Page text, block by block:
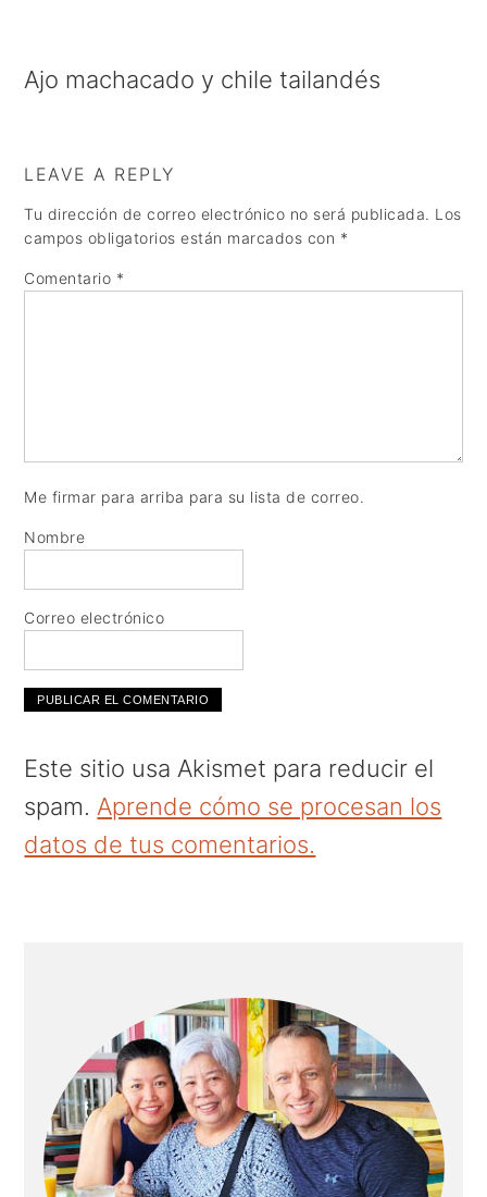
i
a
i
o
t
e
a
Ajo machacado y chile tailandés
LEAVE A REPLY
Tu dirección de correo electrónico no será publicada. Los
campos obligatorios están marcados con *
Comentario *
Me firmar para arriba para su lista de correo.
Nombre
Correo electrónico
Este sitio usa Akismet para reducir el
spam.Aprende cómo se procesan los
datos de tus comentarios.